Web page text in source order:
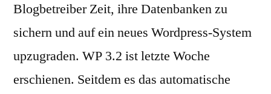
Blogbetreiber Zeit, ihre Datenbanken zu
sichern und auf ein neues Wordpress-System
upzugraden. WP 3.2 ist letzte Woche
erschienen. Seitdem es das automatische